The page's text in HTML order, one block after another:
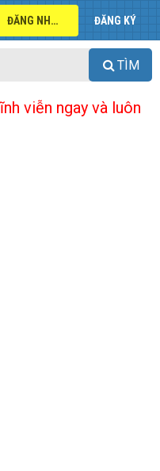
ĐĂNG NHẬP ĐĂNG KÝ
TÌM
viễn ngay và luôn